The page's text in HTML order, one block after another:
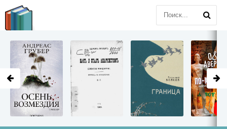
LITMIR.ORG